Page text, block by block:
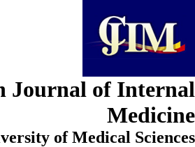
Journal of
of Medical